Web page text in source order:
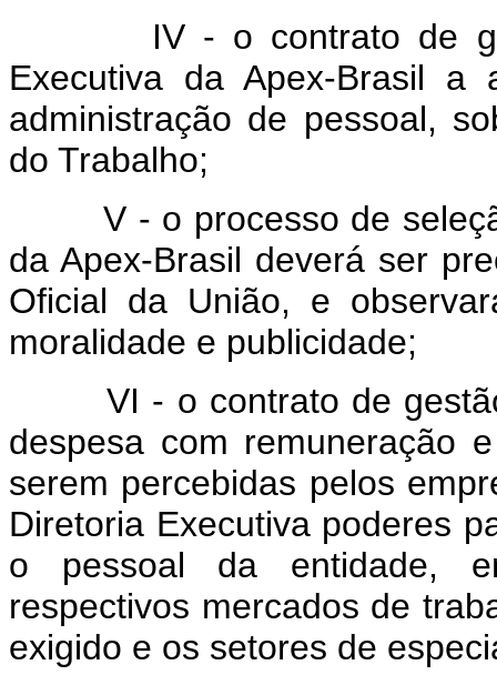
IV - o contrato de
Executiva da Apex-Brasil
administração de pessoal,
do Trabalho;
V - o processo de
da Apex-Brasil deverá ser
Oficial da União, e
moralidade e publicidade;
VI - o contrato de
despesa com remuneração
serem percebidas pelos
Diretoria Executiva poderes
o pessoal da entidade,
respectivos mercados de
exigido e os setores de